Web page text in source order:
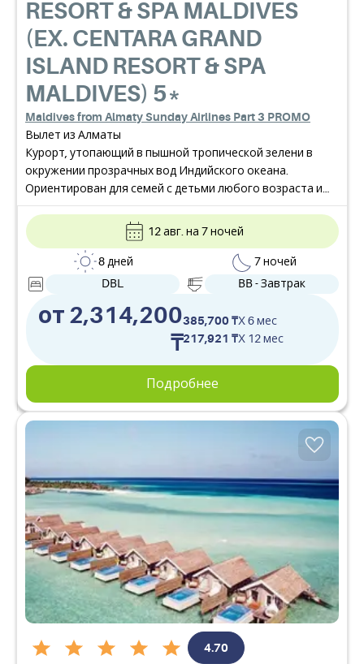
RESORT & SPA MALDIVES
(EX. CENTARA GRAND
ISLAND RESORT & SPA
MALDIVES) 5*
Maldives from Almaty Sunday Airlines Part 3 PROMO
Вылет из Алматы
Курорт, утопающий в пышной тропической зелени в
окружении прозрачных вод Индийского океана.
Ориентирован для семей с детьми любого возраста и
пар. Сервис премиум-класса и широкий выбор
возможностей для активного отдыха. Один из немногих
отелей, где семьям с детьми разрешено размещение на
водных виллах.
от 2,314,200
₸
385,700 ₸X 6 мес
217,921 ₸X 12 мес
12 авг. на 7 ночей
8 дней
7 ночей
DBL
BB - Завтрак
Подробнее
4.70